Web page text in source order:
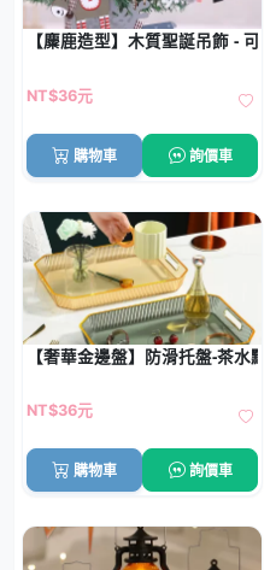
【麋鹿造型】木質聖誕吊飾 - 可
NT$36元
購物車 詢價車
【奢華金邊盤】防滑托盤-茶水
NT$36元
購物車 詢價車